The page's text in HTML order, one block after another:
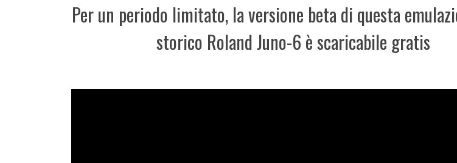
Per un periodo limitato, la versione beta di questa
storico Roland Juno-6 è scaricabile gratis